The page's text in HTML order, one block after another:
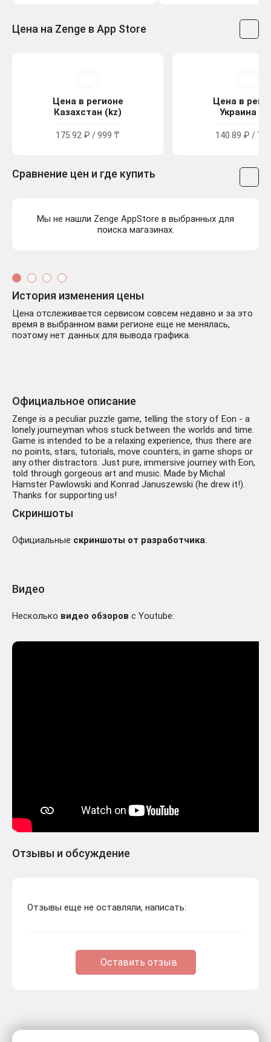
Цена на Zenge в App Store
Цена в регионе
Казахстан (kz)
175.92 ₽ / 999 ₸
Цена в
Украина
140.89 ₽ /
Сравнение цен и где купить
Мы не нашли Zenge AppStore в выбранных для
поиска магазинах.
История изменения цены
Цена отслеживается сервисом совсем недавно и за это
время в выбранном вами регионе еще не менялась,
поэтому нет данных для вывода графика.
Официальное описание
Zenge is a peculiar puzzle game, telling the story of Eon - a
lonely journeyman whos stuck between the worlds and time.
Game is intended to be a relaxing experience, thus there are
no points, stars, tutorials, move counters, in game shops or
any other distractors. Just pure, immersive journey with Eon,
told through gorgeous art and music. Made by Michal
Hamster Pawlowski and Konrad Januszewski (he drew it!).
Thanks for supporting us!
Скриншоты
Официальные скриншоты от разработчика:
Видео
Несколько видео обзоров с Youtube:
Отзывы и обсуждение
Отзывы еще не оставляли, написать:
Оставить отзыв